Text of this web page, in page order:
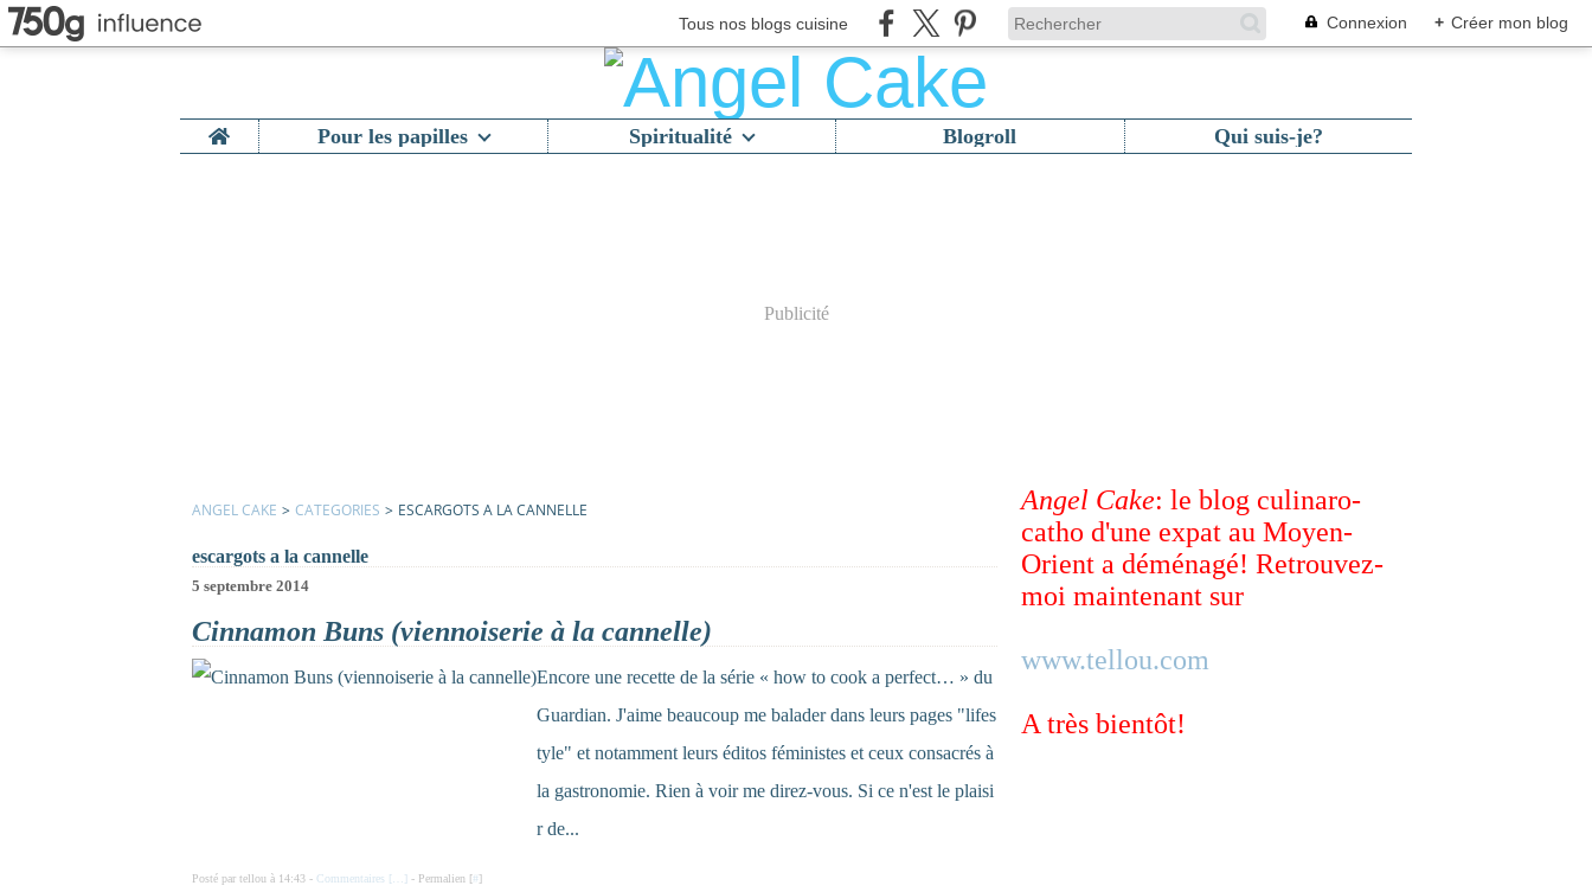
Tous nos blogs cuisine Connexion + Créer mon blog
Home Pour les papilles Spiritualité Blogroll Qui suis-je?
Publicité
ANGEL CAKE > CATEGORIES > ESCARGOTS A LA CANNELLE
escargots a la cannelle
5 septembre 2014
Cinnamon Buns (viennoiserie à la cannelle)
Encore une recette de la série « how to cook a perfect… » du
Guardian. J'aime beaucoup me balader dans leurs pages "lifes
tyle" et notamment leurs éditos féministes et ceux consacrés à
la gastronomie. Rien à voir me direz-vous. Si ce n'est le plaisi
r de...
Posté par tellou à 14:43 - Commentaires [ ] - Permalien [#]
Angel Cake: le blog culinaro-
catho d'une expat au Moyen-
Orient a déménagé! Retrouvez-
moi maintenant sur
www.tellou.com
A très bientôt!